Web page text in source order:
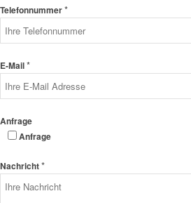
Telefonnummer*
E-Mail*
Anfrage
Anfrage
Nachricht*